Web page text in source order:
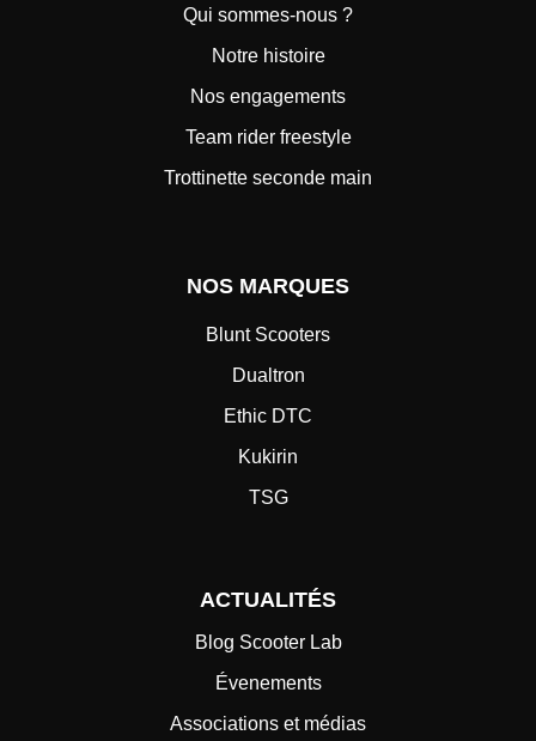
Qui sommes-nous ?
Notre histoire
Nos engagements
Team rider freestyle
Trottinette seconde main
NOS MARQUES
Blunt Scooters
Dualtron
Ethic DTC
Kukirin
TSG
ACTUALITÉS
Blog Scooter Lab
Évenements
Associations et médias